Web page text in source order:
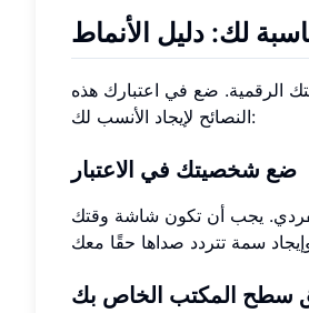
لك: دليل الأنماط
الرقمية. ضع في اعتبارك هذه
النصائح لإيجاد الأنسب لك:
ضع شخصيتك في الاعتبار
يجب أن تكون شاشة وقتك
سطح المكتب الخاص بك